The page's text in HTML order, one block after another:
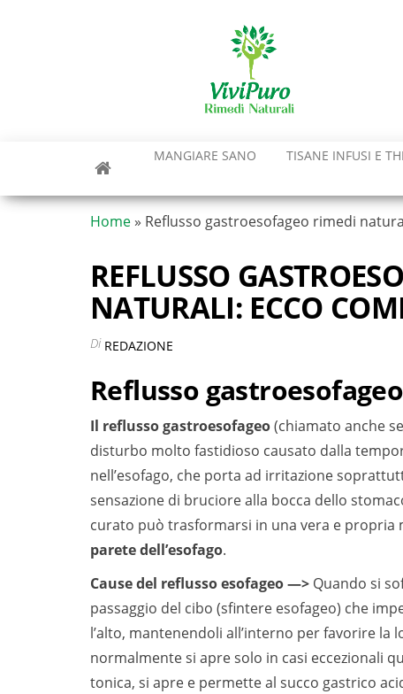
MANGIARE SANO TISANE INFUSI E
Home » Reflusso gastroesofageo rimedi
REFLUSSO
NATURALI: ECCO
Di REDAZIONE
Reflusso
Il reflusso gastroesofageo(chiamato anche
disturbo molto fastidioso causato dalla
nell’esofago, che porta ad irritazione
sensazione di bruciore alla bocca dello
curato può trasformarsi in una vera e propria
parete dell’esofago.
Cause del reflusso esofageo —> Quando si
passaggio del cibo (sfintere esofageo) che
l’alto, mantenendoli all’interno per favorire
normalmente si apre solo in casi eccezionali
tonica, si apre e permette al succo gastrico